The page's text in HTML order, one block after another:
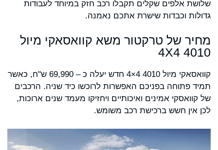
שלושת אלפים שקלים תקבלו רכב חזק במיוחד לעבודות
גדולות וכבדות שישרת אתכם נאמנה.
מחיר של טרקטור משא קוואסאקי מיול
4010 4X4
קוואסאקי מיול 4010 4×4 חדש יעלה כ – 69,990 ש"ח, כאשר
תמיד פתוחה בפניכם האפשרות לרוכשו כיד שניה. הרכבים
של קוואסקי אמינים ואיכותיים ויחזיקו מעמד שנים ארוכות,
לכן אין חשש ברכישת רכב משומש.